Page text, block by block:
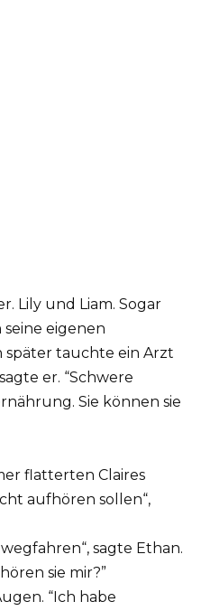
Lily und Liam. Sogar
eigenen
später tauchte ein Arzt
er. “Schwere
Sie können sie
flatterten Claires
aufhören sollen“,
sagte Ethan.
sie mir?”
“Ich habe